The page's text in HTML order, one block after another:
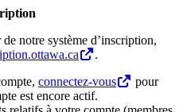
notre système d’inscription,
.
connectez-vous
pour
est encore actif.